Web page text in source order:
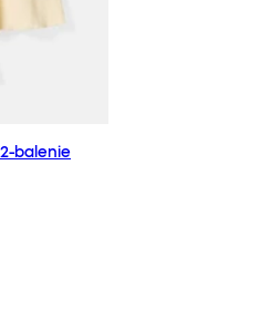
balenie